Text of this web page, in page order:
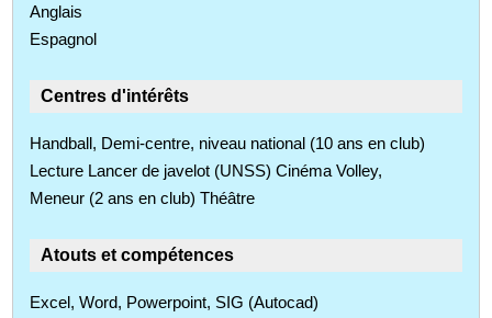
Anglais
Espagnol
Centres d'intérêts
Handball, Demi-centre, niveau national (10 ans en club)
Lecture Lancer de javelot (UNSS) Cinéma Volley,
Meneur (2 ans en club) Théâtre
Atouts et compétences
Excel, Word, Powerpoint, SIG (Autocad)